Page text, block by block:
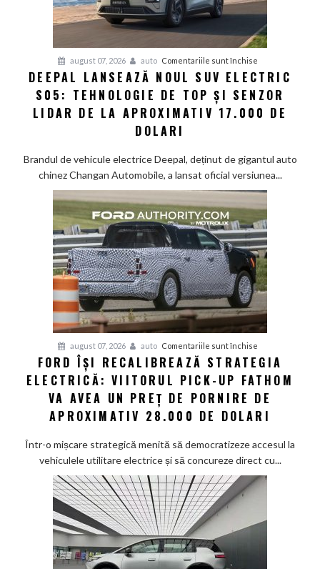
august 07, 2026 auto Comentariile sunt închise
Deepal
lansează
noul
senzor
LiDAR
de
la
aproximativ
17.000
de
DEEPAL LANSEAZĂ NOUL SUV ELECTRIC
S05: TEHNOLOGIE DE TOP ȘI SENZOR
LIDAR DE LA APROXIMATIV 17.000 DE
DOLARI
Brandul de vehicule electrice Deepal, deținut de gigantul auto
chinez Changan Automobile, a lansat oficial versiunea...
august 07, 2026 auto Comentariile sunt închise
Ford
își
recalibrează
electrică:
Viitorul
avea
FORD ÎȘI RECALIBREAZĂ STRATEGIA
ELECTRICĂ: VIITORUL PICK-UP FATHOM
VA AVEA UN PREȚ DE PORNIRE DE
APROXIMATIV 28.000 DE DOLARI
Într-o mișcare strategică menită să democratizeze accesul la
vehiculele utilitare electrice și să concureze direct cu...